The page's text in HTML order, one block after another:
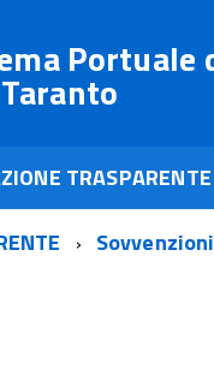
Portuale
TRASPARENTE